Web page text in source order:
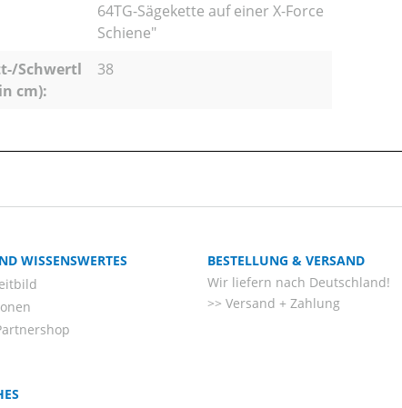
64TG-Sägekette auf einer X-Force
Schiene"
Schwertl
cm):
38
WISSENSWERTES
BESTELLUNG & VERSAND
Wir liefern nach Deutschland!
Versand + Zahlung